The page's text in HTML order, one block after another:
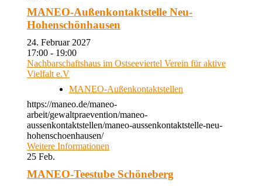
MANEO-Außenkontaktstelle Neu-
Hohenschönhausen
24. Februar 2027
17:00 - 19:00
Nachbarschaftshaus im Ostseeviertel Verein für aktive
Vielfalt e.V
MANEO-Außenkontaktstellen
https://maneo.de/maneo-
arbeit/gewaltpraevention/maneo-
aussenkontaktstellen/maneo-aussenkontaktstelle-neu-
hohenschoenhausen/
Weitere Informationen
25 Feb.
MANEO-Teestube Schöneberg